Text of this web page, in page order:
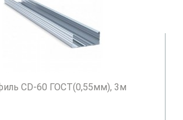
CD-60 ГОСТ(0,55мм), 3м